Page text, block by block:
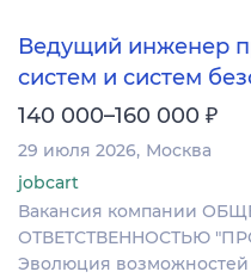
Ведущий инженер
систем и систем
140 000–160 000 ₽
29 июля 2026 Москва
jobcart
Вакансия компании
ОТВЕТСТВЕННОСТЬЮ
Эволюция возможностей